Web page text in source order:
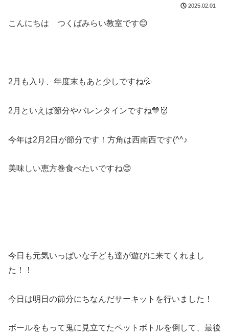
2025.02.01
こんにちは つくばみらい教室です😊
2月も入り、年度末もあと少しですね💦
2月といえば節分やバレンタインですね💛👹
今年は2月2日が節分です！方角は西南西です(^^♪
美味しい恵方巻食べたいですね😊
今日も元気いっぱいな子ども達が遊びに来てくれまし
た！！
今日は明日の節分にちなんだサーキットを行いました！
ボールをもって鬼に見立てたペットボトルを倒して、最後